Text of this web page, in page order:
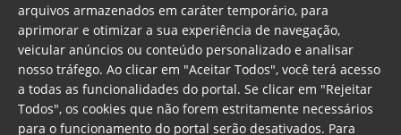
arquivos armazenados em caráter temporário, para
aprimorar e otimizar a sua experiência de navegação,
veicular anúncios ou conteúdo personalizado e analisar
nosso tráfego. Ao clicar em "Aceitar Todos", você terá acesso
a todas as funcionalidades do portal. Se clicar em "Rejeitar
Todos", os cookies que não forem estritamente necessários
para o funcionamento do portal serão desativados. Para